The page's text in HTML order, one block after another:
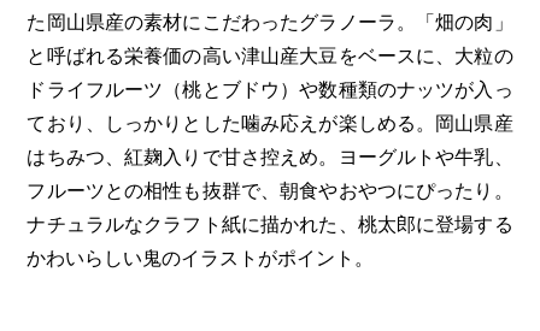
た岡山県産の素材にこだわったグラノーラ。「畑の肉」
と呼ばれる栄養価の高い津山産大豆をベースに、大粒の
ドライフルーツ（桃とブドウ）や数種類のナッツが入っ
ており、しっかりとした噛み応えが楽しめる。岡山県産
はちみつ、紅麹入りで甘さ控えめ。ヨーグルトや牛乳、
フルーツとの相性も抜群で、朝食やおやつにぴったり。
ナチュラルなクラフト紙に描かれた、桃太郎に登場する
かわいらしい鬼のイラストがポイント。